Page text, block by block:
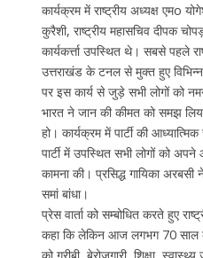
कार्यक्रम में राष्ट्रीय अध्यक्ष एमo
कुरैशी, राष्ट्रीय महासचिव दीपक
कार्यकर्त्ता उपस्थित थे। सबसे पहले
उत्तराखंड के टनल से मुक्त हुए
पर इस कार्य से जुड़े सभी लोगों को
भारत ने जान की कीमत को समझ
हो। कार्यक्रम में पार्टी की
पार्टी में उपस्थित सभी लोगों को
कामना की। प्रसिद्ध गायिका
समां बांधा।
प्रेस वार्ता को सम्बोधित करते हुए
कहा कि लेकिन आज लगभग 70 साल
को गरीबी, बेरोजगारी, शिक्षा,